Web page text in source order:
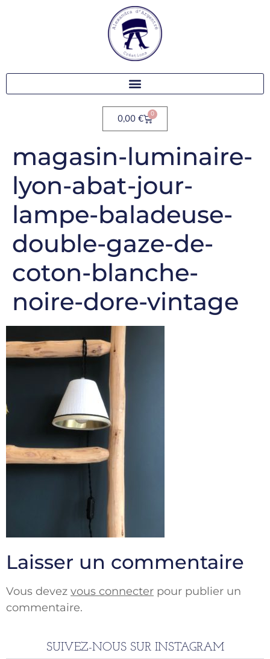
0,00 € 0
magasin-luminaire-
lyon-abat-jour-
lampe-baladeuse-
double-gaze-de-
coton-blanche-
noire-dore-vintage
Laisser un commentaire
Vous devez vous connecter pour publier un
commentaire.
SUIVEZ-NOUS SUR INSTAGRAM